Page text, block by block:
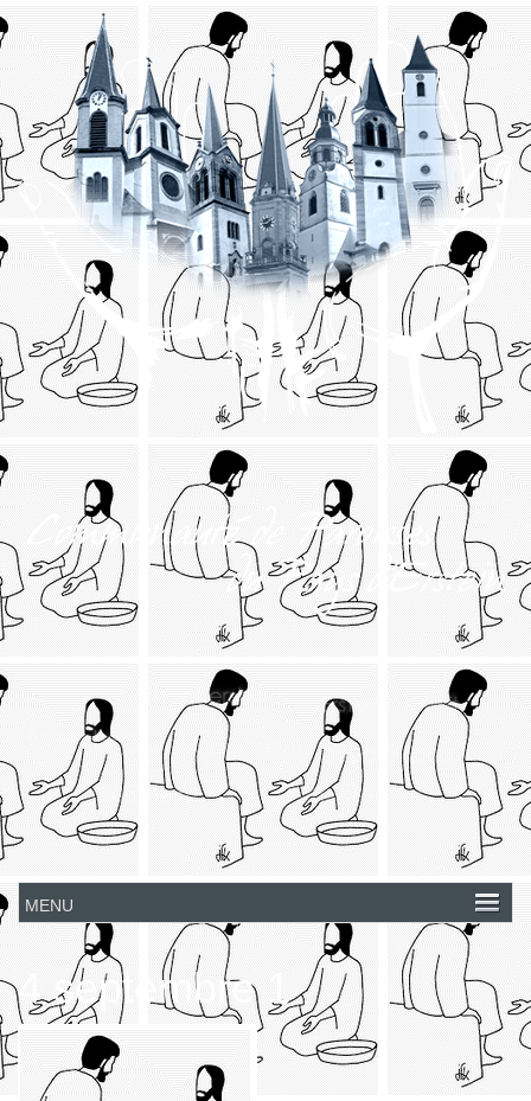
4 septembre 1